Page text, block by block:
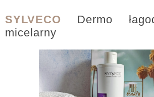
SYLVECO Dermo
micelarny